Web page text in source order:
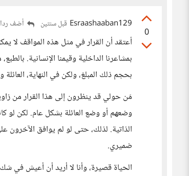
0
Esraashaaban129 قبل سنتين أضف ردا
أعتقد أن القرار في مثل هذه المواقف لا
بمشاعرنا الداخلية وقيمنا الإنسانية.
بحجم ذلك المبلغ، ولكن في النهاية،
مَن حولي قد ينظرون إلى هذا القرار من
وضعهم أو وضع العائلة بشكل عام. لكن لو
الذاتية. لذلك، حتى لو لم يوافق الآخرون
ضميري.
الحياة قصيرة، وأنا لا أريد أن أعيش في